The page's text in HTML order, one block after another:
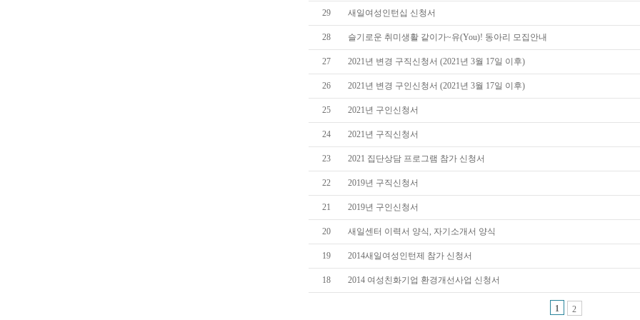
29 새일여성인턴십 신청서
28 슬기로운 취미생활 같이가~유(You)! 동아리 모집안내
27 2021년 변경 구직신청서 (2021년 3월 17일 이후)
26 2021년 변경 구인신청서 (2021년 3월 17일 이후)
25 2021년 구인신청서
24 2021년 구직신청서
23 2021 집단상담 프로그램 참가 신청서
22 2019년 구직신청서
21 2019년 구인신청서
20 새일센터 이력서 양식, 자기소개서 양식
19 2014새일여성인턴제 참가 신청서
18 2014 여성친화기업 환경개선사업 신청서
1 2